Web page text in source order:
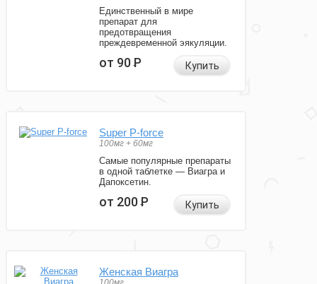
Единственный в мире
препарат для
предотвращения
преждевременной эякуляции.
от 90Р Купить
Super P-force
100мг + 60мг
Самые популярные препараты
в одной таблетке — Виагра и
Дапоксетин.
от 200Р Купить
Женская Виагра